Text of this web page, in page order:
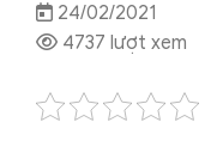
24/02/2021
4737 lượt xem